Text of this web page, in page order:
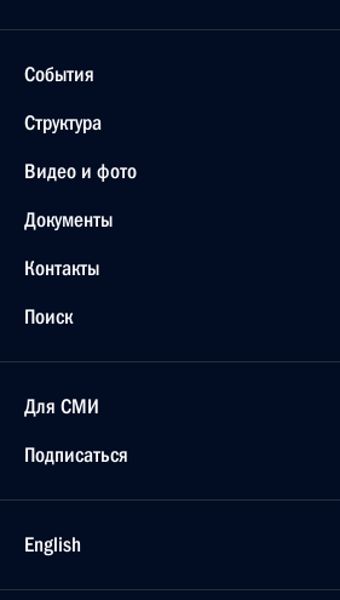
События
Структура
Видео и фото
Документы
Контакты
Поиск
Для СМИ
Подписаться
English